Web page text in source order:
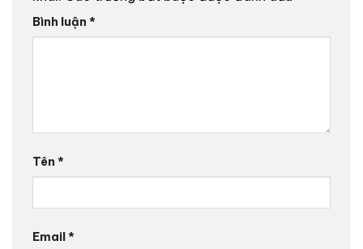
Bình luận *
Tên *
Email*